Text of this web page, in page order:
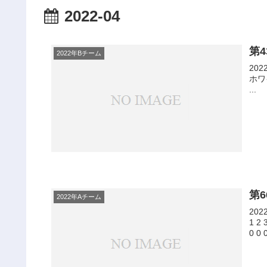
2022-04
2022年Bチーム 第
2022年
ホワイ
2022年Aチーム 第
2022年
1 2 3 4 5 6 7
0 0